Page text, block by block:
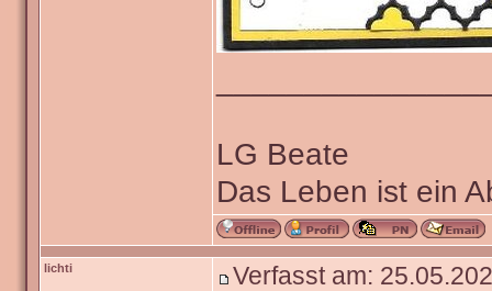
LG Beate
Das Leben ist ein
lichti Verfasst am: